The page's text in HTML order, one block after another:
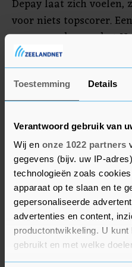
Toestemming Details
Verantwoord gebruik van
Wij en onze 1022 partners
gegevens (bijv. uw IP-
technologieën zoals
apparaat op te slaan en te
gepersonaliseerde
advertenties en content,
productontwikkeling. U
gebruikt en met welke
Depay laat zich voelen,
voor niets topscorer.
meerwaarde voor het
al een langere periode
weer een beetje naar
twee of drie maanden
weer helemaal fit te
het huidige voetbal."
Koeman geniet van
RB Leipzig snel lijkt te
dat hij zich geweldig
Nederlands elftal heeft
nog niet laten zien,
bezorgd om. Xavi is een
bondscoach, die geen